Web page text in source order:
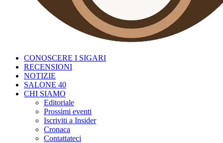
CONOSCERE I SIGARI
RECENSIONI
NOTIZIE
SALONE 40
CHI SIAMO
Editoriale
Prossimi eventi
Iscriviti a Insider
Cronaca
Contattateci